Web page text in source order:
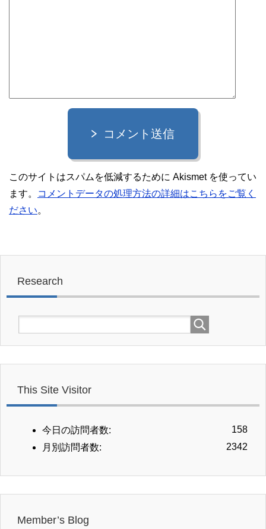
コメント送信
このサイトはスパムを低減するために Akismet を使ってい
ます。
コメントデータの処理方法の詳細はこちらをご覧く
ださい。
Research
This Site Visitor
158
今日の訪問者数:
2342
月別訪問者数:
Member’s Blog